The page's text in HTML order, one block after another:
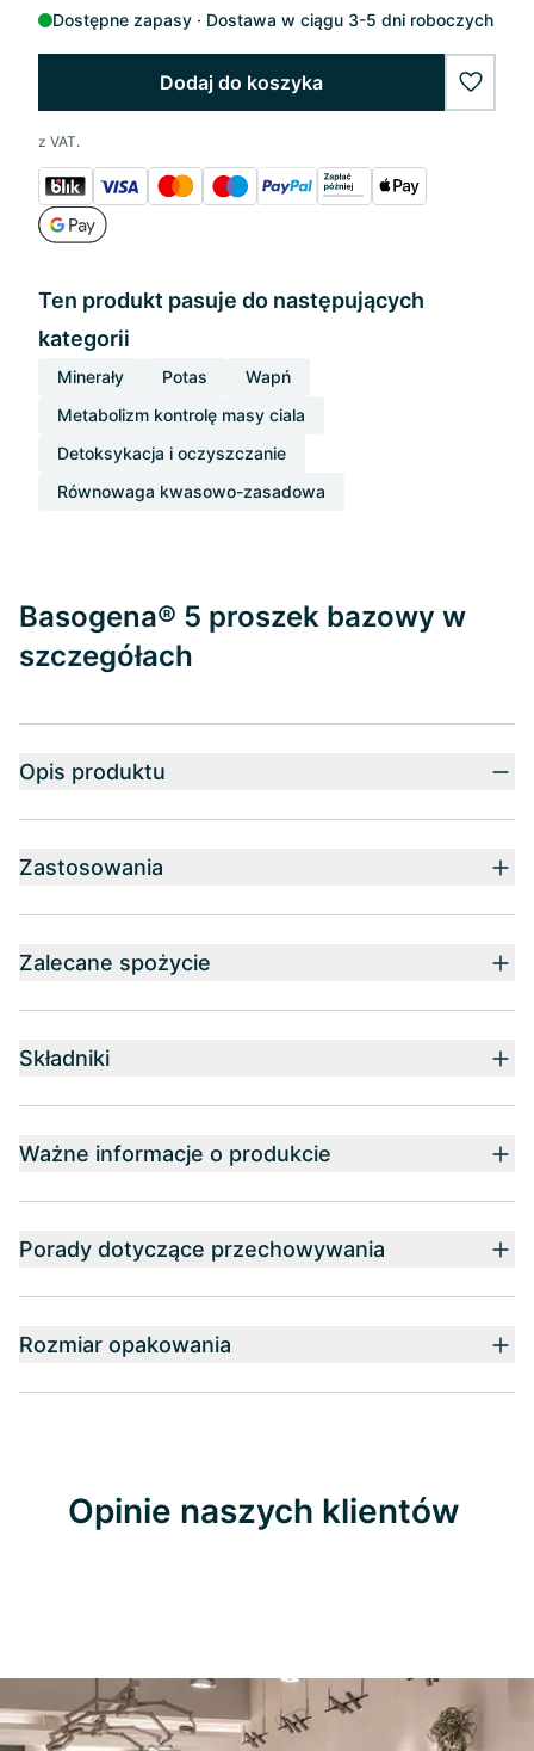
Dostępne zapasy Dostawa w ciągu 3-5 dni roboczych
Dodaj do koszyka
z VAT.
Ten produkt pasuje do następujących
kategorii
Minerały Potas
Wapń
Metabolizm kontrolę masy ciala
Detoksykacja i oczyszczanie
Równowaga kwasowo-zasadowa
Basogena® 5 proszek bazowy w
szczegółach
Opis produktu
Zastosowania
Zalecane spożycie
Składniki
Ważne informacje o produkcie
Porady dotyczące przechowywania
Rozmiar opakowania
Opinie naszych klientów